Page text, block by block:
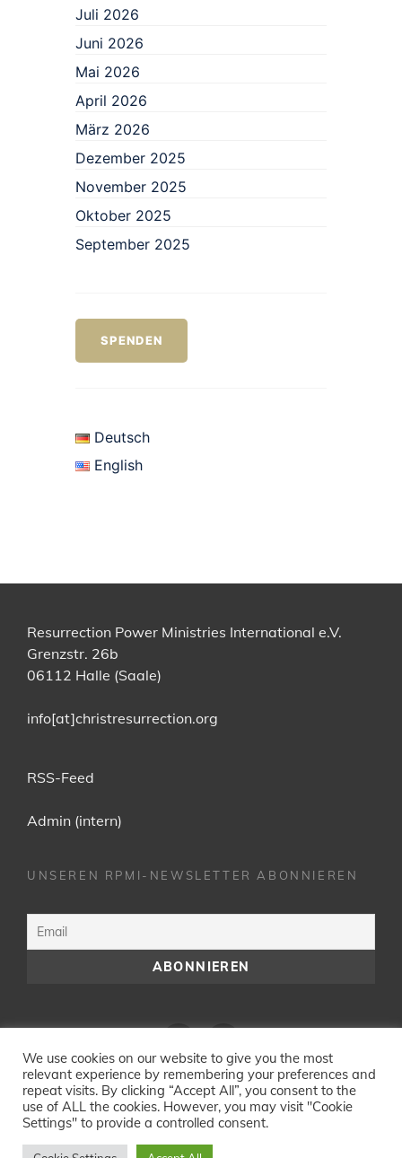
Juli 2026
Juni 2026
Mai 2026
April 2026
März 2026
Dezember 2025
November 2025
Oktober 2025
September 2025
SPENDEN
Deutsch
English
Resurrection Power Ministries International e.V.
Grenzstr. 26b
06112 Halle (Saale)
info[at]christresurrection.org
RSS-Feed
Admin (intern)
UNSEREN RPMI-NEWSLETTER ABONNIEREN
COPYRIGHT © 2026 RESURRECTION POWER MINISTRIES
We use cookies on our website to give you the most
relevant experience by remembering your preferences and
repeat visits. By clicking “Accept All”, you consent to the
use of ALL the cookies. However, you may visit "Cookie
Settings" to provide a controlled consent.